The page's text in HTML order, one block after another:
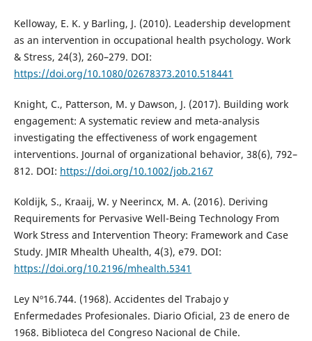
Kelloway, E. K. y Barling, J. (2010). Leadership development
as an intervention in occupational health psychology. Work
& Stress, 24(3), 260–279. DOI:
https://doi.org/10.1080/02678373.2010.518441
Knight, C., Patterson, M. y Dawson, J. (2017). Building work
engagement: A systematic review and meta-analysis
investigating the effectiveness of work engagement
interventions. Journal of organizational behavior, 38(6), 792–
812. DOI: https://doi.org/10.1002/job.2167
Koldijk, S., Kraaij, W. y Neerincx, M. A. (2016). Deriving
Requirements for Pervasive Well-Being Technology From
Work Stress and Intervention Theory: Framework and Case
Study. JMIR Mhealth Uhealth, 4(3), e79. DOI:
https://doi.org/10.2196/mhealth.5341
Ley Nº16.744. (1968). Accidentes del Trabajo y
Enfermedades Profesionales. Diario Oficial, 23 de enero de
1968. Biblioteca del Congreso Nacional de Chile.